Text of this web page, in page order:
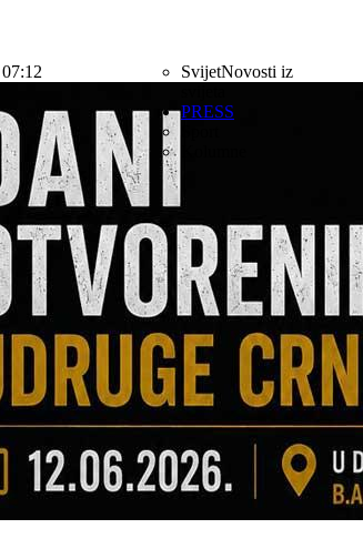
SvijetNovosti iz
PRESS